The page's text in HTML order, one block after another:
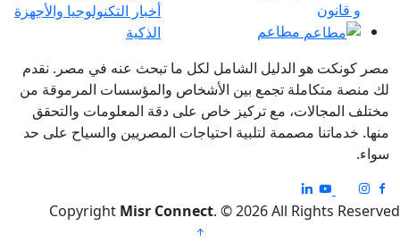
مطاعم
أخبار التكنولوجيا والأجهزة
هو الدليل الشامل لكل ما تبحث عنه في مصر. نقدم
متكاملة تجمع بين الأشخاص والمؤسسات المرموقة من
المجالات، مع تركيز خاص على دقة المعلومات والتحقق
مصممة لتلبية احتياجات المصريين والسياح على حد
CopyrightMisr Connect. © 2026 All Rights